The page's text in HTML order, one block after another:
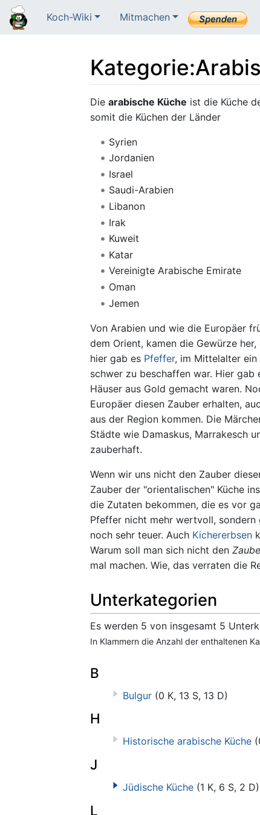
Koch-Wiki Mitmachen
Kategorie:
Wechseln zu:Navigation, Suche
Die arabische Küche ist die Küche
somit die Küchen der Länder
Syrien
Jordanien
Israel
Saudi-Arabien
Libanon
Irak
Kuweit
Katar
Vereinigte Arabische Emirate
Oman
Jemen
Von Arabien und wie die Europäer
dem Orient, kamen die Gewürze
hier gab es Pfeffer, im Mittelalter ein
schwer zu beschaffen war. Hier gab
Häuser aus Gold gemacht waren.
Europäer diesen Zauber erhalten,
aus der Region kommen. Die
Städte wie Damaskus, Marrakesch
zauberhaft.
Wenn wir uns nicht den Zauber
Zauber der "orientalischen" Küche
die Zutaten bekommen, die es vor
Pfeffer nicht mehr wertvoll, sondern
noch sehr teuer. Auch Kichererbsen
Warum soll man sich nicht den
mal machen. Wie, das verraten die
Unterkategorien
Es werden 5 von insgesamt 5
In Klammern die Anzahl der enthaltenen
B
Bulgur (0 K, 13 S, 13 D)
H
Historische arabische Küche
J
Jüdische Küche (1 K, 6 S, 2 D)
L